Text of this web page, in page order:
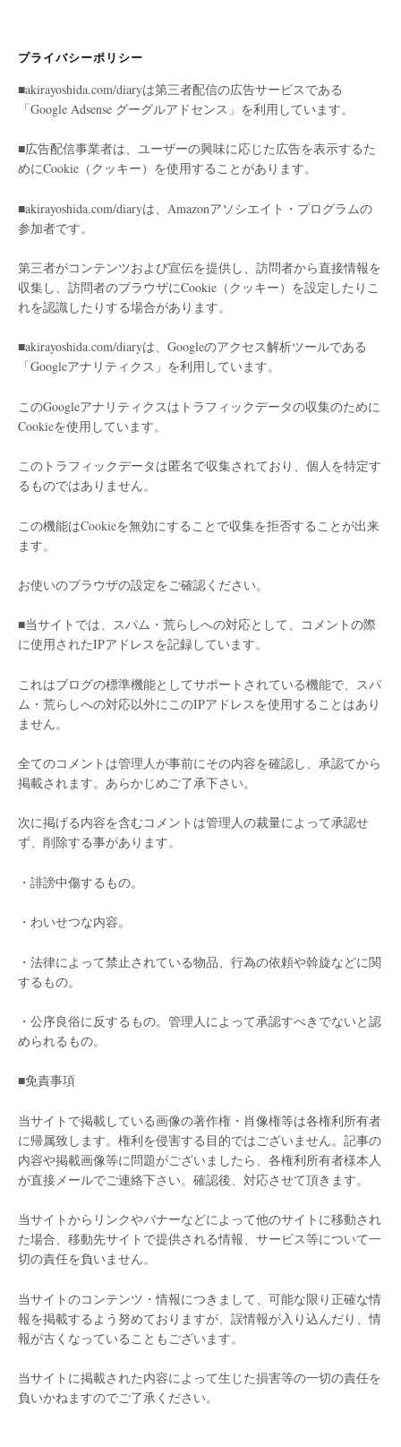
プライバシーポリシー
■akirayoshida.com/diaryは第三者配信の広告サービスである
「Google Adsense グーグルアドセンス」を利用しています。
■広告配信事業者は、ユーザーの興味に応じた広告を表示するた
めにCookie（クッキー）を使用することがあります。
■akirayoshida.com/diaryは、Amazonアソシエイト・プログラムの
参加者です。
第三者がコンテンツおよび宣伝を提供し、訪問者から直接情報を
収集し、訪問者のブラウザにCookie（クッキー）を設定したりこ
れを認識したりする場合があります。
■akirayoshida.com/diaryは、Googleのアクセス解析ツールである
「Googleアナリティクス」を利用しています。
このGoogleアナリティクスはトラフィックデータの収集のために
Cookieを使用しています。
このトラフィックデータは匿名で収集されており、個人を特定す
るものではありません。
この機能はCookieを無効にすることで収集を拒否することが出来
ます。
お使いのブラウザの設定をご確認ください。
■当サイトでは、スパム・荒らしへの対応として、コメントの際
に使用されたIPアドレスを記録しています。
これはブログの標準機能としてサポートされている機能で、スパ
ム・荒らしへの対応以外にこのIPアドレスを使用することはあり
ません。
全てのコメントは管理人が事前にその内容を確認し、承認てから
掲載されます。あらかじめご了承下さい。
次に掲げる内容を含むコメントは管理人の裁量によって承認せ
ず、削除する事があります。
・誹謗中傷するもの。
・わいせつな内容。
・法律によって禁止されている物品、行為の依頼や斡旋などに関
するもの。
・公序良俗に反するもの。管理人によって承認すべきでないと認
められるもの。
■免責事項
当サイトで掲載している画像の著作権・肖像権等は各権利所有者
に帰属致します。権利を侵害する目的ではございません。記事の
内容や掲載画像等に問題がございましたら、各権利所有者様本人
が直接メールでご連絡下さい。確認後、対応させて頂きます。
当サイトからリンクやバナーなどによって他のサイトに移動され
た場合、移動先サイトで提供される情報、サービス等について一
切の責任を負いません。
当サイトのコンテンツ・情報につきまして、可能な限り正確な情
報を掲載するよう努めておりますが、誤情報が入り込んだり、情
報が古くなっていることもございます。
当サイトに掲載された内容によって生じた損害等の一切の責任を
負いかねますのでご了承ください。